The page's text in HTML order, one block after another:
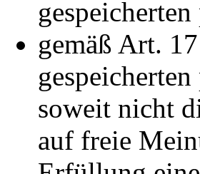
gemäß Art.
soweit nicht
auf freie